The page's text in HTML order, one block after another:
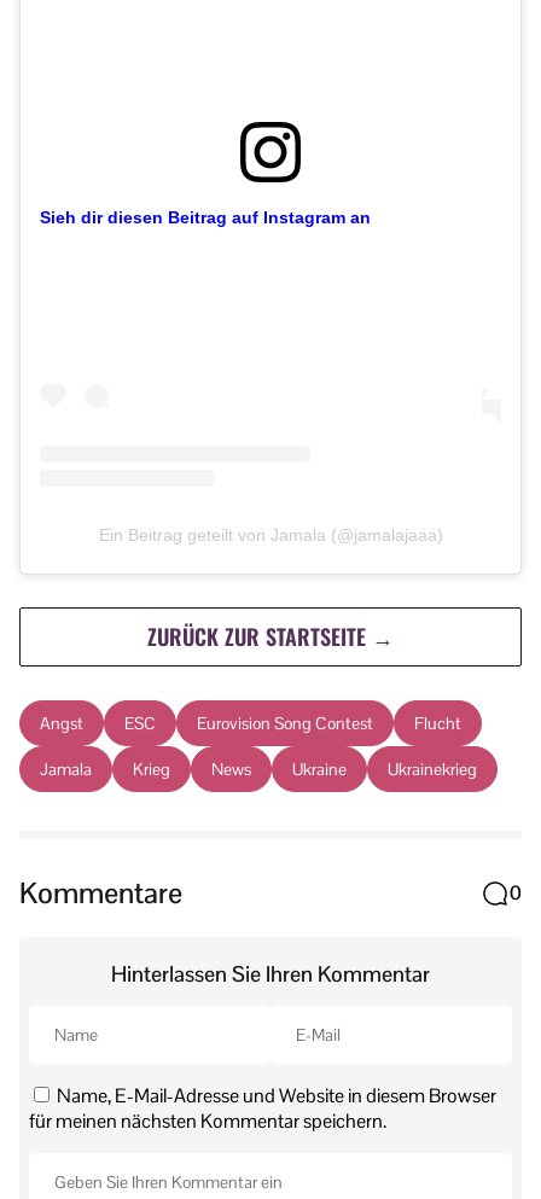
Sieh dir diesen Beitrag auf Instagram an
Ein Beitrag geteilt von Jamala (@jamalajaaa)
ZURÜCK ZUR STARTSEITE →
Angst ESC Eurovision Song Contest Flucht
Jamala Krieg News Ukraine Ukrainekrieg
Kommentare 0
Hinterlassen Sie Ihren Kommentar
Name, E-Mail-Adresse und Website in diesem Browser
für meinen nächsten Kommentar speichern.